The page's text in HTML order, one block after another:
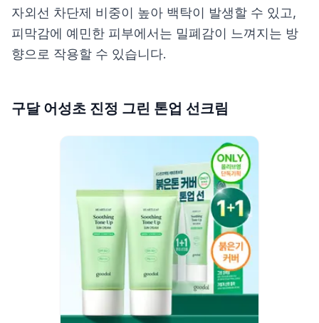
자외선 차단제 비중이 높아 백탁이 발생할 수 있고,
피막감에 예민한 피부에서는 밀폐감이 느껴지는 방
향으로 작용할 수 있습니다.
구달 어성초 진정 그린 톤업 선크림